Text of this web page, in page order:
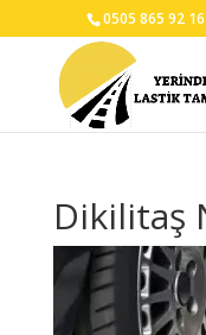
0505 865 92 16
Dikilitaş